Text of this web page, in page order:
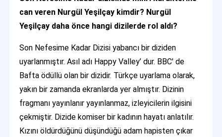
can veren Nurgül Yeşilçay kimdir? Nurgül
Yeşilçay daha önce hangi dizilerde rol aldı?
Son Nefesime Kadar Dizisi yabancı bir diziden
uyarlanmıştır. Asıl adı Happy Valley’ dur. BBC' de
Bafta ödüllü olan bir dizidir. Türkçe uyarlama olarak,
yakın bir zamanda ekranlarda yer almıştır. Dizinin
fragmanı yayınlanır yayınlanmaz, izleyicilerin ilgisini
çekmiştir. Dizide komiser bir kadının hayatı anlatılır.
Kızını öldürdüğünü düşündüğü adam hapisten çıkar